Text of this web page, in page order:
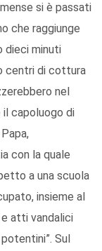
si è passati
che raggiunge
dieci minuti
centri di cottura
nel
il capoluogo di
con la quale
a una scuola
insieme al
atti vandalici
Sul